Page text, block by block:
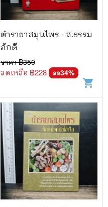
ตำรายาสมุนไพร - ส.ธรรม
ภักดี
ราคา ฿350
ลดเหลือ ฿228 ลด34%
shopping_cart